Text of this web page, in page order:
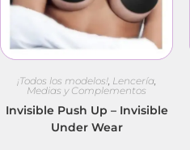
¡Todos los modelos! Lencería
Medias y Complementos
Invisible Push Up – Invisible
Under Wear